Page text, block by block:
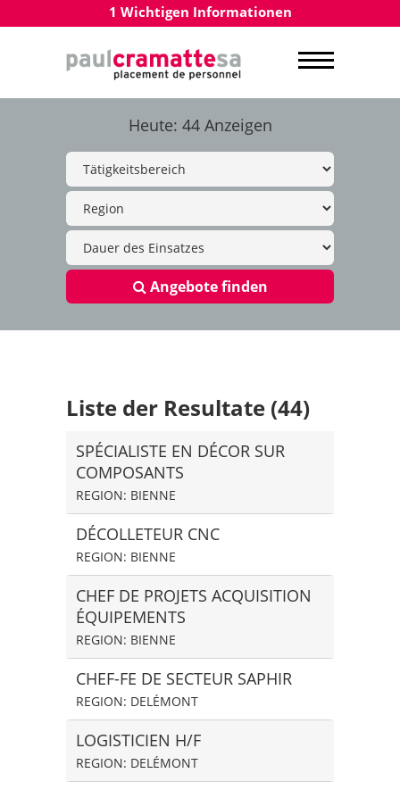
1 Wichtigen Informationen
Heute: 44 Anzeigen
Angebote finden
Liste der Resultate (44)
SPÉCIALISTE EN DÉCOR SUR
COMPOSANTS
REGION: BIENNE
DÉCOLLETEUR CNC
REGION: BIENNE
CHEF DE PROJETS ACQUISITION
ÉQUIPEMENTS
REGION: BIENNE
CHEF-FE DE SECTEUR SAPHIR
REGION: DELÉMONT
LOGISTICIEN H/F
REGION: DELÉMONT